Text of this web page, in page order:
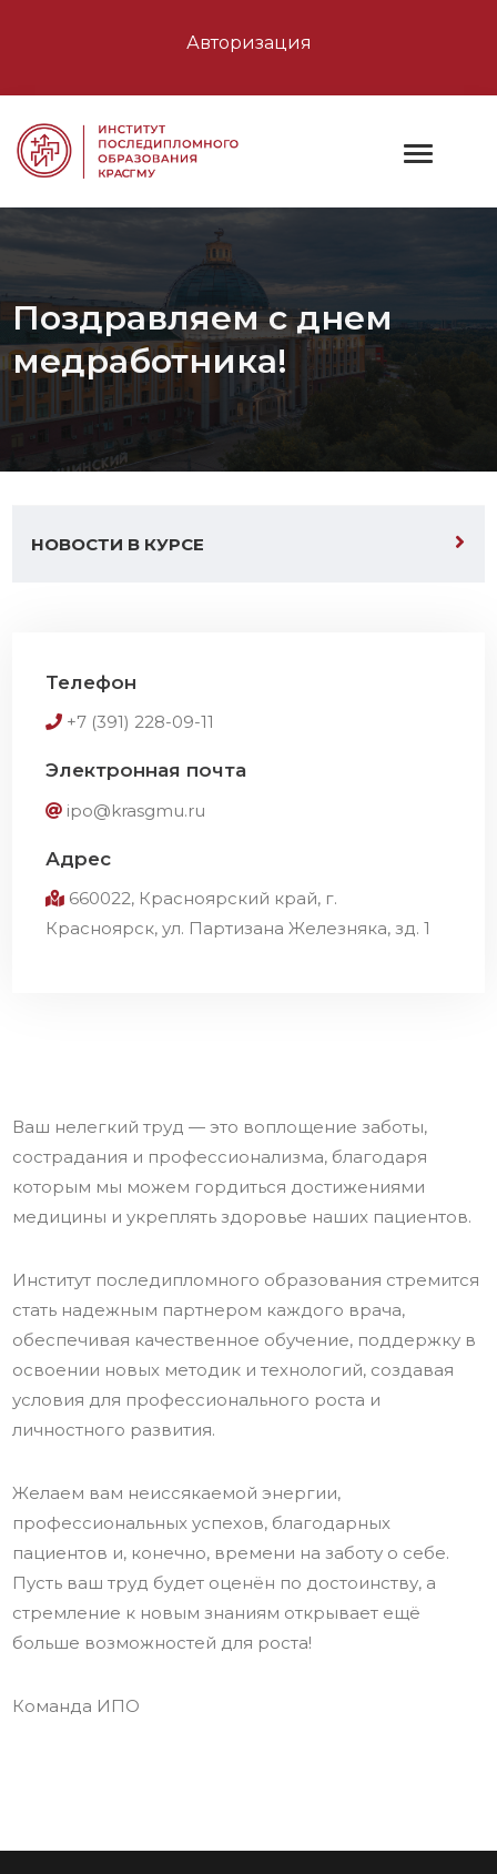
Авторизация
Поздравляем с днем
медработника!
НОВОСТИ В КУРСЕ
Телефон
+7 (391) 228-09-11
Электронная почта
ipo@krasgmu.ru
Адрес
660022, Красноярский край, г.
Красноярск, ул. Партизана Железняка, зд. 1
Ваш нелегкий труд — это воплощение заботы,
сострадания и профессионализма, благодаря
которым мы можем гордиться достижениями
медицины и укреплять здоровье наших пациентов.
Институт последипломного образования стремится
стать надежным партнером каждого врача,
обеспечивая качественное обучение, поддержку в
освоении новых методик и технологий, создавая
условия для профессионального роста и
личностного развития.
Желаем вам неиссякаемой энергии,
профессиональных успехов, благодарных
пациентов и, конечно, времени на заботу о себе.
Пусть ваш труд будет оценён по достоинству, а
стремление к новым знаниям открывает ещё
больше возможностей для роста!
Команда ИПО